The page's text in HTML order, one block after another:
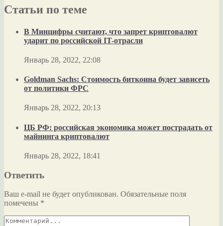
Статьи по теме
В Минцифры считают, что запрет криптовалют
ударит по российской IT-отрасли
Январь 28, 2022, 22:08
Goldman Sachs: Стоимость биткоина будет зависеть
от политики ФРС
Январь 28, 2022, 20:13
ЦБ РФ: российская экономика может пострадать от
майнинга криптовалют
Январь 28, 2022, 18:41
Ответить
Ваш e-mail не будет опубликован. Обязательные поля
помечены *